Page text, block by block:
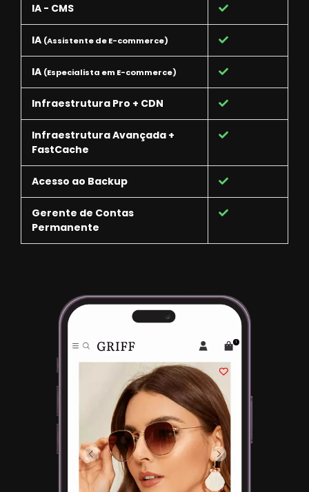
IA - CMS
IA (Assistente de E-commerce)
IA (Especialista em E-commerce)
Infraestrutura Pro + CDN
Infraestrutura Avançada +
FastCache
Acesso ao Backup
Gerente de Contas
Permanente